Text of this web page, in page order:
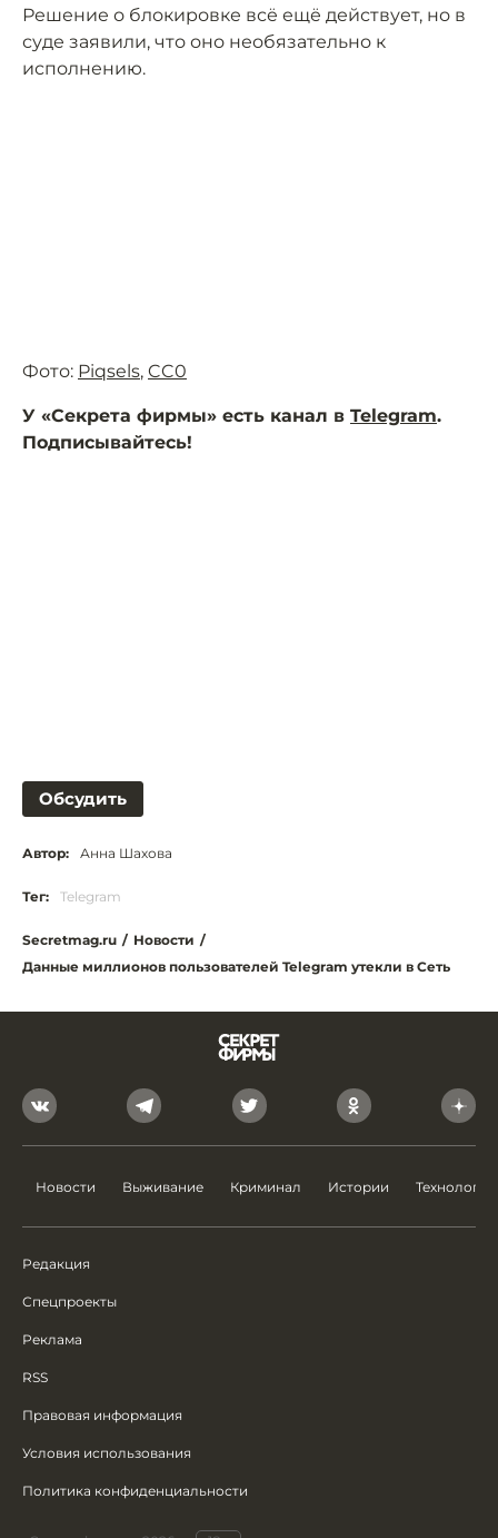
Решение о блокировке всё ещё действует, но в
суде заявили, что оно необязательно к
исполнению.
Фото: Piqsels, CC0
У «Секрета фирмы» есть канал в Telegram.
Подписывайтесь!
Обсудить
Автор: Анна Шахова
Тег: Telegram
Secretmag.ru / Новости /
Данные миллионов пользователей Telegram утекли в Сеть
Новости Выживание Криминал Истории Технологии
Редакция
Спецпроекты
Реклама
RSS
Правовая информация
Условия использования
Политика конфиденциальности